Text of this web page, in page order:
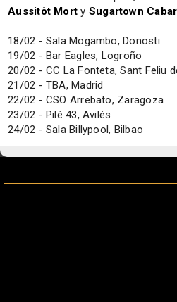
Aussitôt Mort y Sugartown
18/02 - Sala Mogambo, Donosti
19/02 - Bar Eagles, Logroño
20/02 - CC La Fonteta, Sant Feliu
21/02 - TBA, Madrid
22/02 - CSO Arrebato, Zaragoza
23/02 - Pilé 43, Avilés
24/02 - Sala Billypool, Bilbao